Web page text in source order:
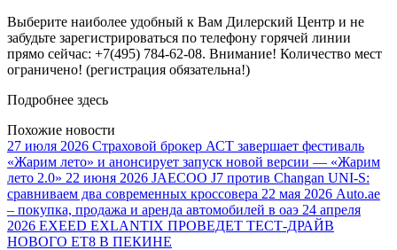
Выберите наиболее удобный к Вам Дилерский Центр и не
забудьте зарегистрироваться по телефону горячей линии
прямо сейчас: +7(495) 784-62-08. Внимание! Количество мест
ограничено! (регистрация обязательна!)
Подробнее здесь
Похожие новости
27 июля 2026 Страховой брокер АСТ завершает фестиваль
«Жарим лето» и анонсирует запуск новой версии — «Жарим
лето 2.0» 22 июня 2026 JAECOO J7 против Changan UNI-S:
сравниваем два современных кроссовера 22 мая 2026 Auto.ae
– покупка, продажа и аренда автомобилей в оаэ 24 апреля
2026 EXEED EXLANTIX ПРОВЕДЕТ ТЕСТ-ДРАЙВ
НОВОГО ET8 В ПЕКИНЕ